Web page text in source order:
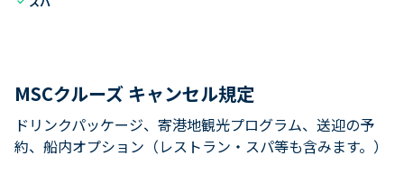
MSCクルーズ キャンセル規定
ドリンクパッケージ、寄港地観光プログラム、送迎の予
約、船内オプション（レストラン・スパ等も含みます。）